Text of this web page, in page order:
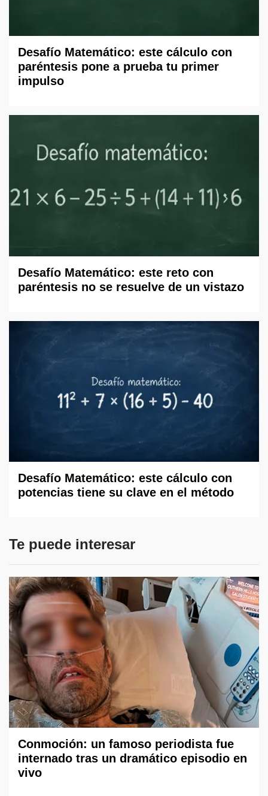
Desafío Matemático: este cálculo con
paréntesis pone a prueba tu primer
impulso
Desafío Matemático: este reto con
paréntesis no se resuelve de un vistazo
Desafío Matemático: este cálculo con
potencias tiene su clave en el método
Te puede interesar
Conmoción: un famoso periodista fue
internado tras un dramático episodio en
vivo